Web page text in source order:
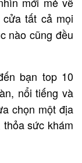
cửa tất cả mọi
nào cũng đều
bạn top 10
nổi tiếng và
chọn một địa
sức khám